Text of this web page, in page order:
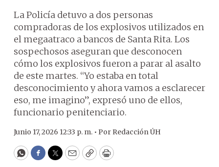
La Policía detuvo a dos personas
compradoras de los explosivos utilizados en
el megaatraco a bancos de Santa Rita. Los
sospechosos aseguran que desconocen
cómo los explosivos fueron a parar al asalto
de este martes. “Yo estaba en total
desconocimiento y ahora vamos a esclarecer
eso, me imagino”, expresó uno de ellos,
funcionario penitenciario.
Junio 17, 2026 12:33 p. m. • Por Redacción ÚH
WhatsApp
Facebook
Twitter
EmailCopyPrint